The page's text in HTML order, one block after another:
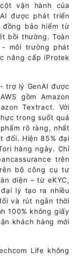
vận hành của
được phát triển
bảo hiểm từ
bồi thường. Toàn
môi trường phát
nâng cấp iProtek
trợ lý GenAI được
gồm Amazon
Textract. Với
trong suốt quá
rõ ràng, nhất
đối. Hiện 85% đại
hàng ngày. Chỉ
trên
bộ công cụ tư
diện – từ eKYC,
lý tạo ra nhiều
và rút ngắn thời
100% không giấy
khách hàng mới
Life không